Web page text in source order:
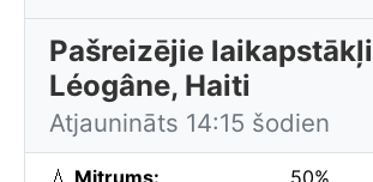
Pašreizējie laikapstākļi
Léogâne, Haiti
Atjaunināts 14:15 šodien
💧 Mitrums: 50%